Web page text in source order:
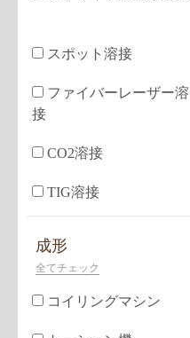
スポット溶接
ファイバーレーザー溶
接
CO2溶接
TIG溶接
成形
全てチェック
コイリングマシン